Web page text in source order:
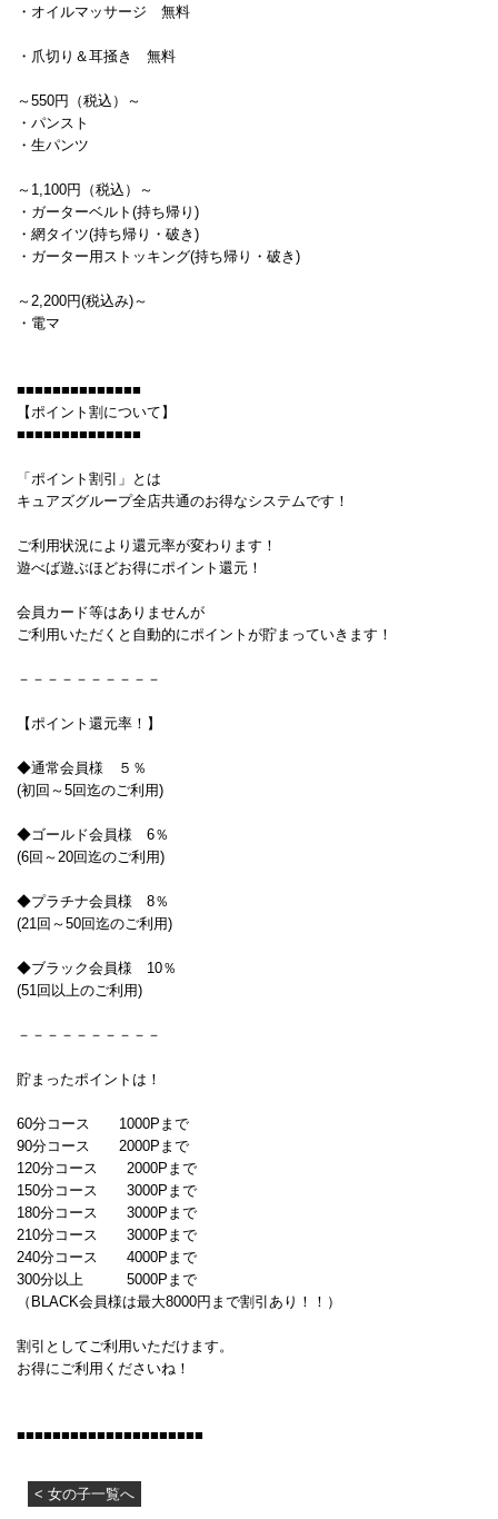
・オイルマッサージ 無料
・爪切り＆耳掻き 無料
～550円（税込）～
・パンスト
・生パンツ
～1,100円（税込）～
・ガーターベルト(持ち帰り)
・網タイツ(持ち帰り・破き)
・ガーター用ストッキング(持ち帰り・破き)
～2,200円(税込み)～
・電マ
■■■■■■■■■■■■■■
【ポイント割について】
■■■■■■■■■■■■■■
「ポイント割引」とは
キュアズグループ全店共通のお得なシステムです！
ご利用状況により還元率が変わります！
遊べば遊ぶほどお得にポイント還元！
会員カード等はありませんが
ご利用いただくと自動的にポイントが貯まっていきます！
－－－－－－－－－－
【ポイント還元率！】
◆通常会員様 ５％
(初回～5回迄のご利用)
◆ゴールド会員様 6％
(6回～20回迄のご利用)
◆プラチナ会員様 8％
(21回～50回迄のご利用)
◆ブラック会員様 10％
(51回以上のご利用)
－－－－－－－－－－
貯まったポイントは！
60分コース 1000Pまで
90分コース 2000Pまで
120分コース 2000Pまで
150分コース 3000Pまで
180分コース 3000Pまで
210分コース 3000Pまで
240分コース 4000Pまで
300分以上 5000Pまで
（BLACK会員様は最大8000円まで割引あり！！）
割引としてご利用いただけます。
お得にご利用くださいね！
■■■■■■■■■■■■■■■■■■■■■
< 女の子一覧へ